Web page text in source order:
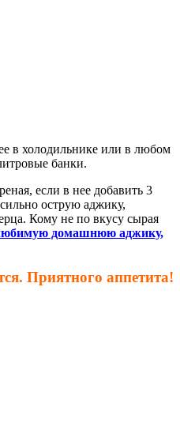
в холодильнике или в любом
банки.
если в нее добавить 3
острую аджику,
Кому не по вкусу сырая
домашнюю аджику,
Приятного аппетита!